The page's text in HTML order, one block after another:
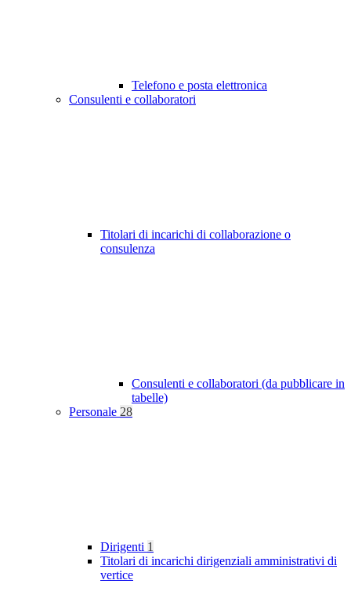
Telefono e posta elettronica
Consulenti e collaboratori
Titolari di incarichi di collaborazione o
consulenza
Consulenti e collaboratori (da pubblicare in
tabelle)
Personale 28
Dirigenti 1
Titolari di incarichi dirigenziali amministrativi di
vertice